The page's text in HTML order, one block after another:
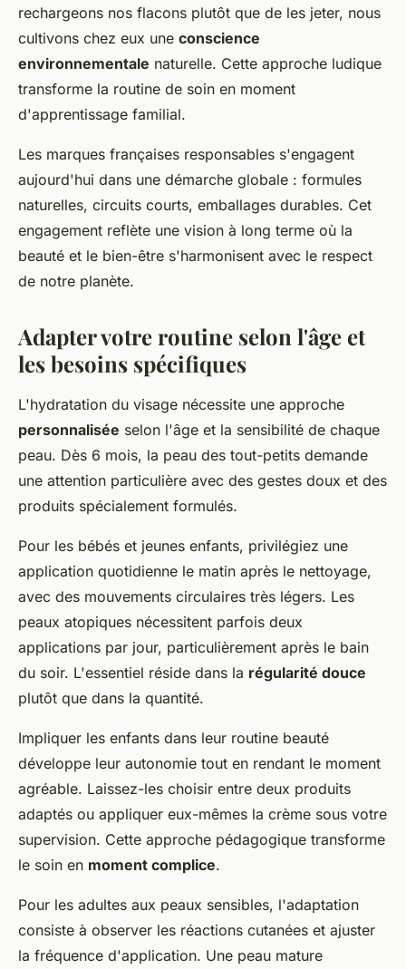
rechargeons nos flacons plutôt que de les jeter, nous
cultivons chez eux une conscience
environnementale naturelle. Cette approche ludique
transforme la routine de soin en moment
d'apprentissage familial.
Les marques françaises responsables s'engagent
aujourd'hui dans une démarche globale : formules
naturelles, circuits courts, emballages durables. Cet
engagement reflète une vision à long terme où la
beauté et le bien-être s'harmonisent avec le respect
de notre planète.
Adapter votre routine selon l'âge et
les besoins spécifiques
L'hydratation du visage nécessite une approche
personnalisée selon l'âge et la sensibilité de chaque
peau. Dès 6 mois, la peau des tout-petits demande
une attention particulière avec des gestes doux et des
produits spécialement formulés.
Pour les bébés et jeunes enfants, privilégiez une
application quotidienne le matin après le nettoyage,
avec des mouvements circulaires très légers. Les
peaux atopiques nécessitent parfois deux
applications par jour, particulièrement après le bain
du soir. L'essentiel réside dans la régularité douce
plutôt que dans la quantité.
Impliquer les enfants dans leur routine beauté
développe leur autonomie tout en rendant le moment
agréable. Laissez-les choisir entre deux produits
adaptés ou appliquer eux-mêmes la crème sous votre
supervision. Cette approche pédagogique transforme
le soin en moment complice.
Pour les adultes aux peaux sensibles, l'adaptation
consiste à observer les réactions cutanées et ajuster
la fréquence d'application. Une peau mature